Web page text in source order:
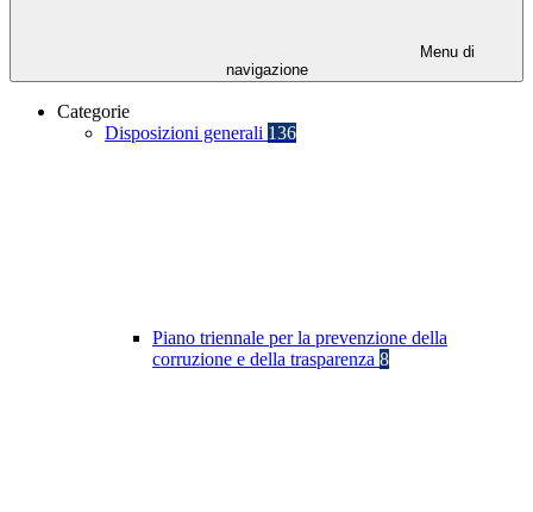
Menu di
navigazione
Categorie
Disposizioni generali 136
Piano triennale per la prevenzione della
corruzione e della trasparenza 8